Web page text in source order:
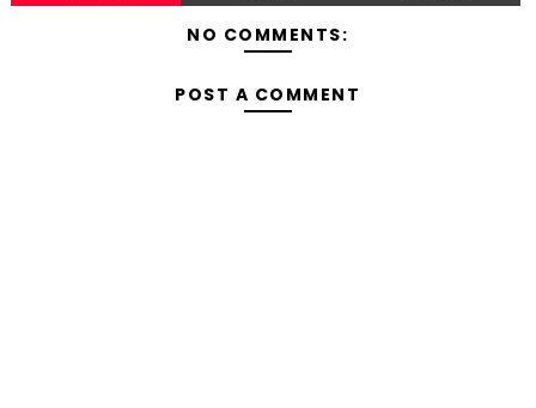
NO COMMENTS:
POST A COMMENT